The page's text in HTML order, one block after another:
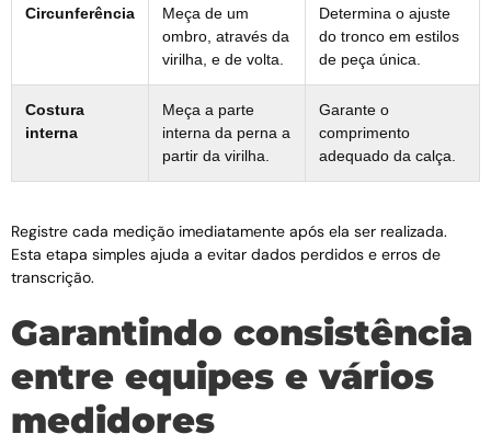
Circunferência
Meça de um
ombro, através da
virilha, e de volta.
Determina o ajuste
do tronco em estilos
de peça única.
Costura
interna
Meça a parte
interna da perna a
partir da virilha.
Garante o
comprimento
adequado da calça.
Registre cada medição imediatamente após ela ser realizada.
Esta etapa simples ajuda a evitar dados perdidos e erros de
transcrição.
Garantindo consistência
entre equipes e vários
medidores